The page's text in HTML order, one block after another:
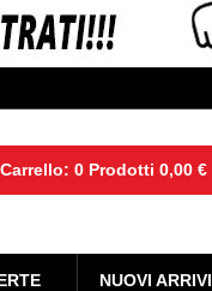
Carrello: 0 Prodotti 0,00 €
NUOVI ARRIVI